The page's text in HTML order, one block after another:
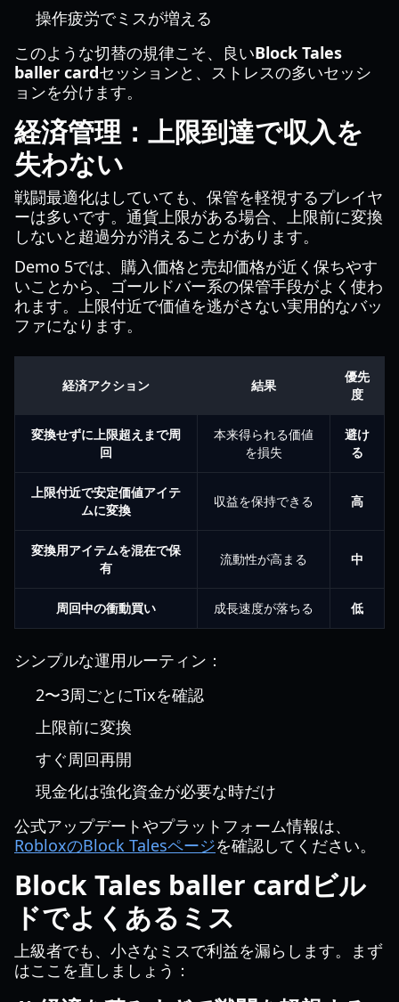
操作疲労でミスが増える
このような切替の規律こそ、良いBlock Tales
baller cardセッションと、ストレスの多いセッシ
ョンを分けます。
経済管理：上限到達で収入を
失わない
戦闘最適化はしていても、保管を軽視するプレイヤ
ーは多いです。通貨上限がある場合、上限前に変換
しないと超過分が消えることがあります。
Demo 5では、購入価格と売却価格が近く保ちやす
いことから、ゴールドバー系の保管手段がよく使わ
れます。上限付近で価値を逃がさない実用的なバッ
ファになります。
経済アクション 結果
優先
度
変換せずに上限超えまで周
回
本来得られる価値
を損失
避け
る
上限付近で安定価値アイテ
ムに変換
収益を保持できる 高
変換用アイテムを混在で保
有
流動性が高まる 中
周回中の衝動買い 成長速度が落ちる 低
シンプルな運用ルーティン：
2〜3周ごとにTixを確認
上限前に変換
すぐ周回再開
現金化は強化資金が必要な時だけ
公式アップデートやプラットフォーム情報は、
RobloxのBlock Talesページを確認してください。
Block Tales baller cardビル
ドでよくあるミス
上級者でも、小さなミスで利益を漏らします。まず
はここを直しましょう：